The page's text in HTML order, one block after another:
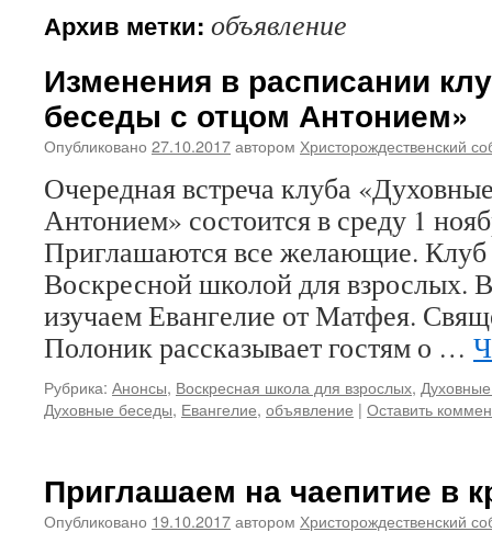
Архив метки: объявление
Изменения в расписании
беседы с отцом Антонием»
Опубликовано 27.10.2017автором Христорождественский
Очередная встреча клуба
Антонием» состоится в среду 1
Приглашаются все желающие. Клуб
Воскресной школой для взрослых.
изучаем Евангелие от Матфея.
Полоник рассказывает гостям о …
Рубрика: Анонсы, Воскресная школа для взрослых,
Духовные беседы, Евангелие, объявление | Оставить
Приглашаем на чаепитие в
Опубликовано 19.10.2017автором Христорождественский